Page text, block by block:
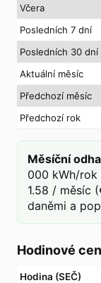
Včera
Posledních 7 dní
Posledních 30 dní
Aktuální měsíc
Předchozí měsíc
Předchozí rok
Měsíční
000 kWh/rok
1.58 / měsíc
daněmi a
Hodinové
Hodina (SEČ)